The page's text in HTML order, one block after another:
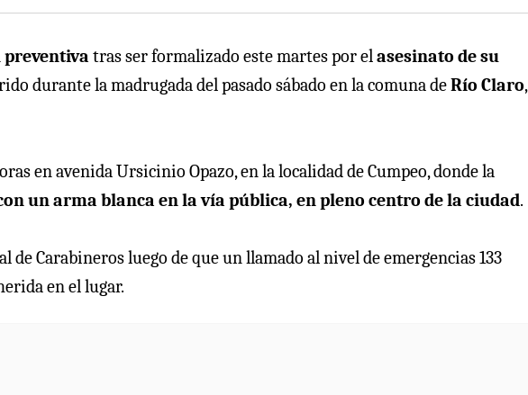
tras ser formalizado este martes por elasesinato de su
durante la madrugada del pasado sábado en la comuna deRío Claro,
en avenida Ursicinio Opazo, en la localidad de Cumpeo, donde la
un arma blanca en la vía pública, en pleno centro de la ciudad.
de Carabineros luego de que un llamado al nivel de emergencias 133
en el lugar.